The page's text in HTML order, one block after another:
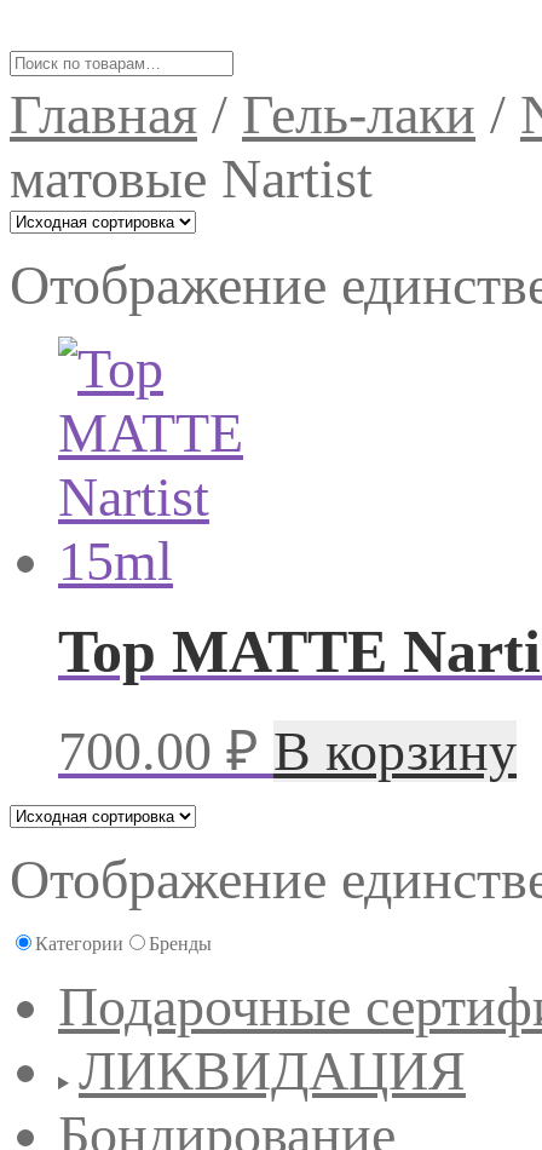
Главная / Гель-лаки /
матовые Nartist
Отображение
Top MATTE
700.00 ₽ В корзину
Отображение
Категории Бренды
Подарочные
ЛИКВИДАЦИЯ
Бондирование